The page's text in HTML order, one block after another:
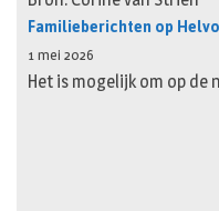
Familieberichten op
1 mei 2026
Het is mogelijk om op de